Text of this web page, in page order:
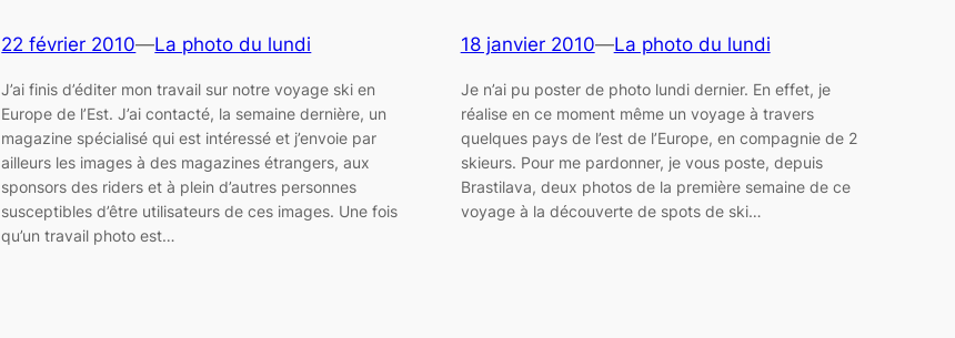
22 février 2010—La photo du lundi
J’ai finis d’éditer mon travail sur notre voyage ski en
Europe de l’Est. J’ai contacté, la semaine dernière, un
magazine spécialisé qui est intéressé et j’envoie par
ailleurs les images à des magazines étrangers, aux
sponsors des riders et à plein d’autres personnes
susceptibles d’être utilisateurs de ces images. Une fois
qu’un travail photo est…
18 janvier 2010—La photo du lundi
Je n’ai pu poster de photo lundi dernier. En effet, je
réalise en ce moment même un voyage à travers
quelques pays de l’est de l’Europe, en compagnie de 2
skieurs. Pour me pardonner, je vous poste, depuis
Brastilava, deux photos de la première semaine de ce
voyage à la découverte de spots de ski…